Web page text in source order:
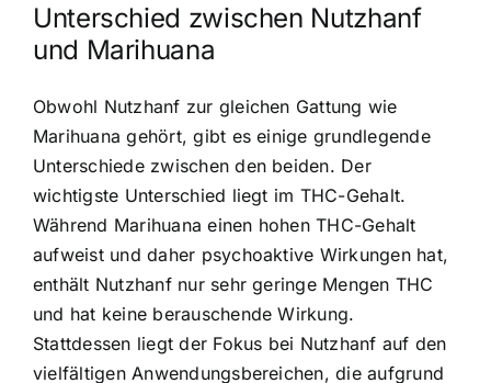
Unterschied zwischen Nutzhanf
und Marihuana
Obwohl Nutzhanf zur gleichen Gattung wie
Marihuana gehört, gibt es einige grundlegende
Unterschiede zwischen den beiden. Der
wichtigste Unterschied liegt im THC-Gehalt.
Während Marihuana einen hohen THC-Gehalt
aufweist und daher psychoaktive Wirkungen hat,
enthält Nutzhanf nur sehr geringe Mengen THC
und hat keine berauschende Wirkung.
Stattdessen liegt der Fokus bei Nutzhanf auf den
vielfältigen Anwendungsbereichen, die aufgrund